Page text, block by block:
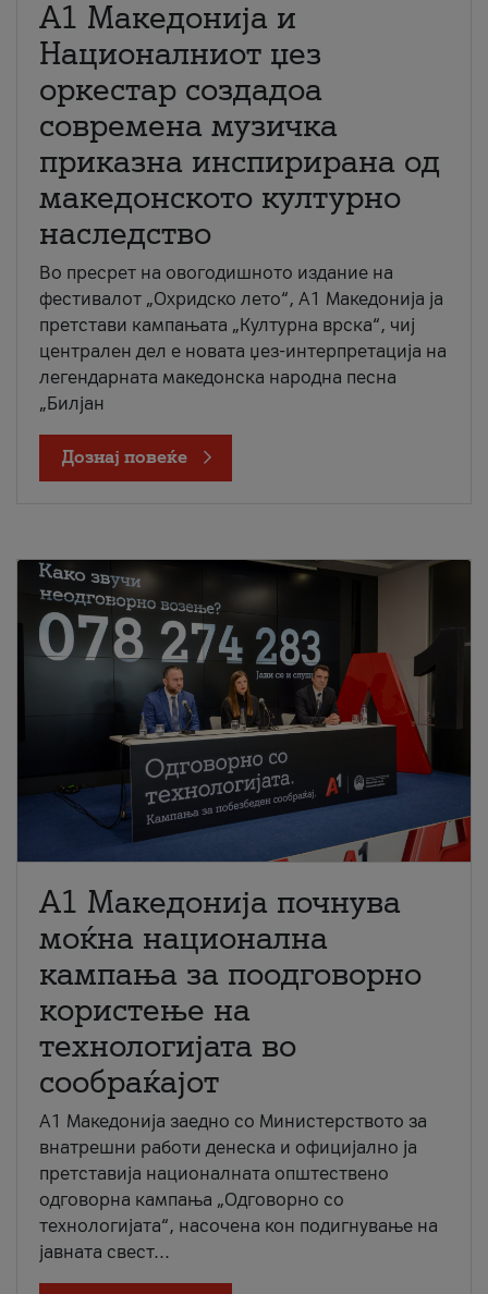
А1 Македонија и
Националниот џез
оркестар создадоа
современа музичка
приказна инспирирана од
македонското културно
наследство
Во пресрет на овогодишното издание на
фестивалот „Охридско лето“, А1 Македонија ја
претстави кампањата „Културна врска“, чиј
централен дел е новата џез-интерпретација на
легендарната македонска народна песна
„Билјан
Дознај повеќе
A1 Македонија почнува
моќна национална
кампања за поодговорно
користење на
технологијата во
сообраќајот
A1 Македонија заедно со Министерството за
внатрешни работи денеска и официјално ја
претставија националната општествено
одговорна кампања „Одговорно со
технологијата“, насочена кон подигнување на
јавната свест...